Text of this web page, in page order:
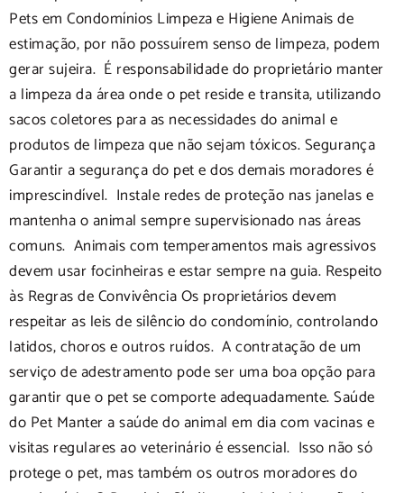
Pets em Condomínios Limpeza e Higiene Animais de
estimação, por não possuírem senso de limpeza, podem
gerar sujeira. É responsabilidade do proprietário manter
a limpeza da área onde o pet reside e transita, utilizando
sacos coletores para as necessidades do animal e
produtos de limpeza que não sejam tóxicos. Segurança
Garantir a segurança do pet e dos demais moradores é
imprescindível. Instale redes de proteção nas janelas e
mantenha o animal sempre supervisionado nas áreas
comuns. Animais com temperamentos mais agressivos
devem usar focinheiras e estar sempre na guia. Respeito
às Regras de Convivência Os proprietários devem
respeitar as leis de silêncio do condomínio, controlando
latidos, choros e outros ruídos. A contratação de um
serviço de adestramento pode ser uma boa opção para
garantir que o pet se comporte adequadamente. Saúde
do Pet Manter a saúde do animal em dia com vacinas e
visitas regulares ao veterinário é essencial. Isso não só
protege o pet, mas também os outros moradores do